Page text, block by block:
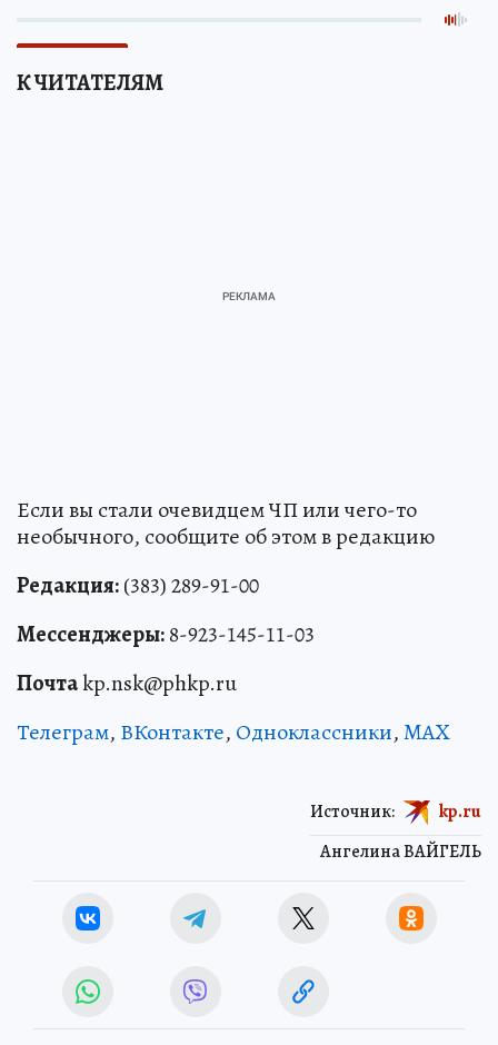
К ЧИТАТЕЛЯМ
Если вы стали очевидцем ЧП или чего-то
необычного, сообщите об этом в редакцию
Редакция:(383) 289-91-00
Мессенджеры:8-923-145-11-03
Почтаkp.nsk@phkp.ru
Телеграм, ВКонтакте, Одноклассники,MAX
Ангелина ВАЙГЕЛЬ
Источник: kp.ru